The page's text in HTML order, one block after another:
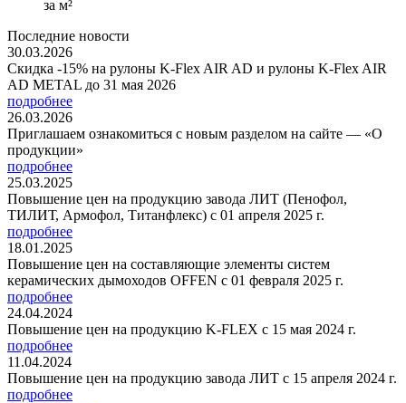
за м²
Последние новости
30.03.2026
Скидка -15% на рулоны K-Flex AIR AD и рулоны K-Flex AIR
AD METAL до 31 мая 2026
подробнее
26.03.2026
Приглашаем ознакомиться с новым разделом на сайте — «О
продукции»
подробнее
25.03.2025
Повышение цен на продукцию завода ЛИТ (Пенофол,
ТИЛИТ, Армофол, Титанфлекс) с 01 апреля 2025 г.
подробнее
18.01.2025
Повышение цен на составляющие элементы систем
керамических дымоходов OFFEN с 01 февраля 2025 г.
подробнее
24.04.2024
Повышение цен на продукцию K-FLEX с 15 мая 2024 г.
подробнее
11.04.2024
Повышение цен на продукцию завода ЛИТ с 15 апреля 2024 г.
подробнее